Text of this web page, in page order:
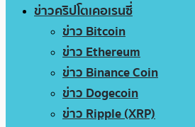
ข่าวคริปโตเคอเรนซี่
ข่าว Bitcoin
ข่าว Ethereum
ข่าว Binance Coin
ข่าว Dogecoin
ข่าว Ripple (XRP)